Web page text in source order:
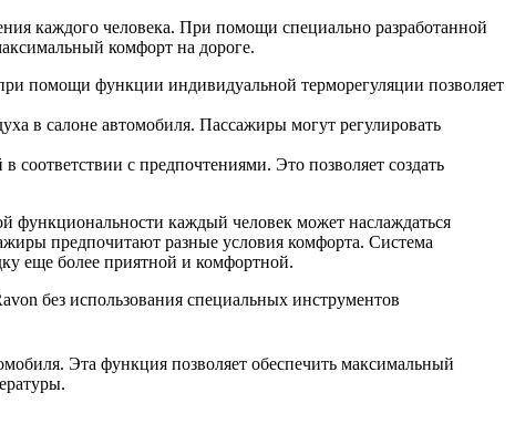
каждого человека. При помощи специально разработанной
комфорт на дороге.
помощи функции индивидуальной терморегуляции позволяет
в салоне автомобиля. Пассажиры могут регулировать
с предпочтениями. Это позволяет создать
функциональности каждый человек может наслаждаться
предпочитают разные условия комфорта. Система
еще более приятной и комфортной.
без использования специальных инструментов
Эта функция позволяет обеспечить максимальный